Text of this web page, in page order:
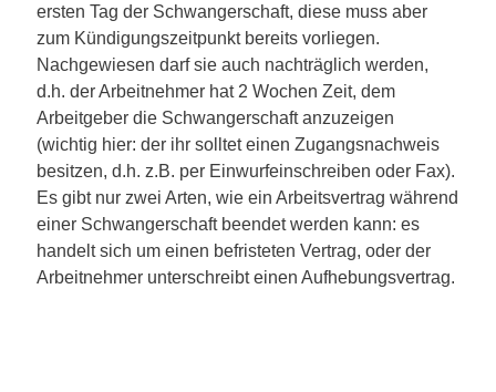
ersten Tag der Schwangerschaft, diese muss aber
zum Kündigungszeitpunkt bereits vorliegen.
Nachgewiesen darf sie auch nachträglich werden,
d.h. der Arbeitnehmer hat 2 Wochen Zeit, dem
Arbeitgeber die Schwangerschaft anzuzeigen
(wichtig hier: der ihr solltet einen Zugangsnachweis
besitzen, d.h. z.B. per Einwurfeinschreiben oder Fax).
Es gibt nur zwei Arten, wie ein Arbeitsvertrag während
einer Schwangerschaft beendet werden kann: es
handelt sich um einen befristeten Vertrag, oder der
Arbeitnehmer unterschreibt einen Aufhebungsvertrag.